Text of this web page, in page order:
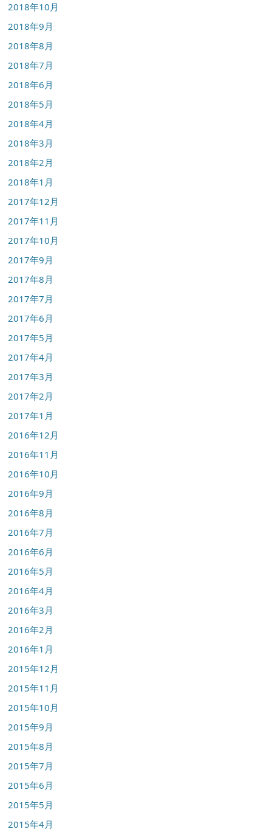
2018年10月
2018年9月
2018年8月
2018年7月
2018年6月
2018年5月
2018年4月
2018年3月
2018年2月
2018年1月
2017年12月
2017年11月
2017年10月
2017年9月
2017年8月
2017年7月
2017年6月
2017年5月
2017年4月
2017年3月
2017年2月
2017年1月
2016年12月
2016年11月
2016年10月
2016年9月
2016年8月
2016年7月
2016年6月
2016年5月
2016年4月
2016年3月
2016年2月
2016年1月
2015年12月
2015年11月
2015年10月
2015年9月
2015年8月
2015年7月
2015年6月
2015年5月
2015年4月